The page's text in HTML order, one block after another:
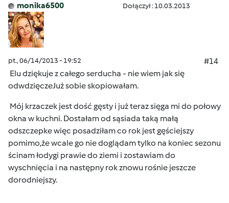
monika6500 Dołączył : 10.03.2013
pt., 06/14/2013 - 19:52
#14
Elu dziękuje z całego serducha - nie wiem jak się
odwdzięczeJuż sobie skopiowałam.
Mój krzaczek jest dość gęsty i już teraz sięga mi do połowy
okna w kuchni. Dostałam od sąsiada taką małą
odszczepke więc posadziłam co rok jest gęściejszy
pomimo,że wcale go nie doglądam tylko na koniec sezonu
ścinam łodygi prawie do ziemi i zostawiam do
wyschnięcia i na następny rok znowu rośnie jeszcze
dorodniejszy.